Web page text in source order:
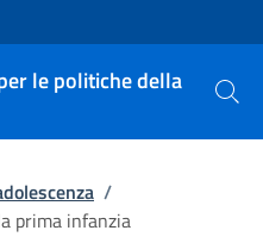
le politiche della
Cerca
/
prima infanzia